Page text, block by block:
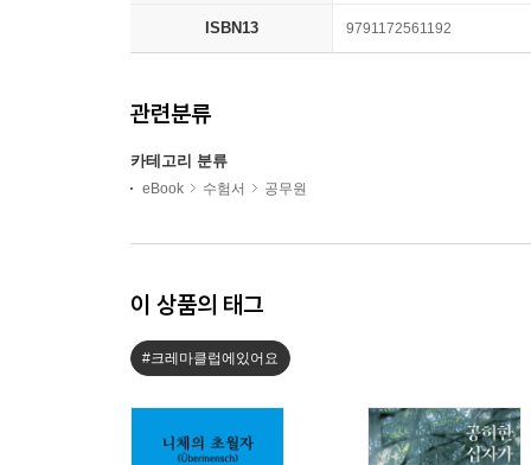
ISBN13 9791172561192
관련분류
카테고리 분류
eBook 수험서 공무원
이 상품의 태그
#크레마클럽에있어요